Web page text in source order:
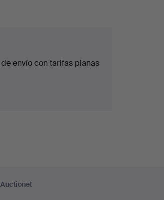
envío con tarifas planas